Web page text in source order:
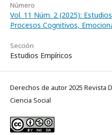
Número
Vol. 11 Núm. 2 (2025):
Procesos Cognitivos,
Sección
Estudios Empíricos
Derechos de autor 2025 Revista
Ciencia Social